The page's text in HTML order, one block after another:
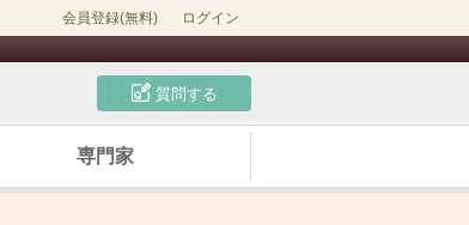
会員登録(無料) ログイン
質問する
専門家